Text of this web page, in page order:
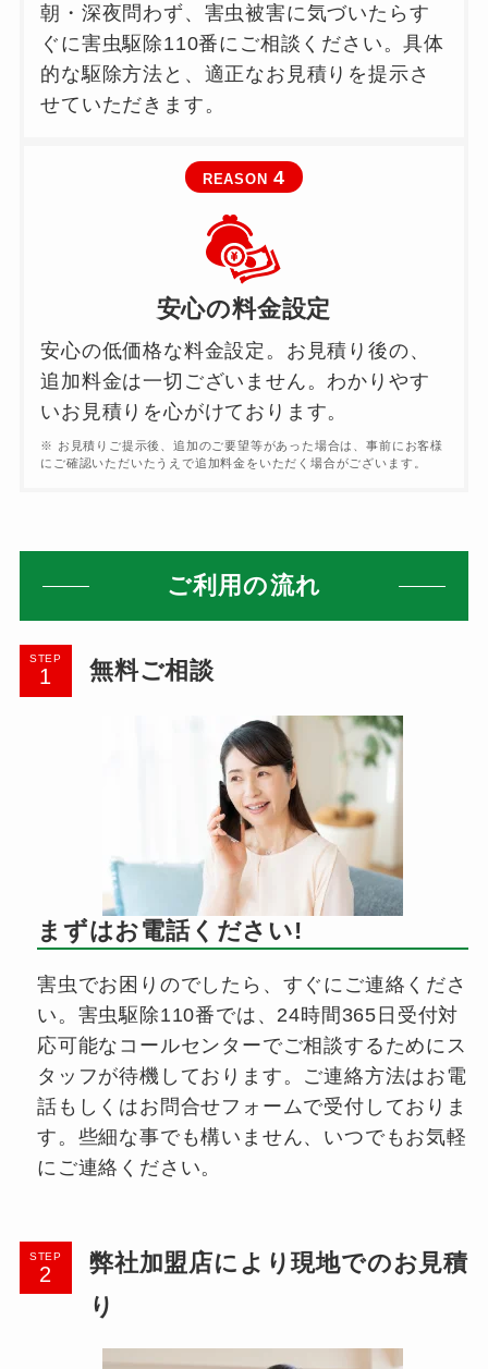
朝・深夜問わず、害虫被害に気づいたらす
ぐに害虫駆除110番にご相談ください。具体
的な駆除方法と、適正なお見積りを提示さ
せていただきます。
REASON 4
安心の料金設定
安心の低価格な料金設定。お見積り後の、
追加料金は一切ございません。わかりやす
いお見積りを心がけております。
※ お見積りご提示後、追加のご要望等があった場合は、事前にお客様
にご確認いただいたうえで追加料金をいただく場合がございます。
ご利用の流れ
STEP 無料ご相談
まずはお電話ください!
害虫でお困りのでしたら、すぐにご連絡くださ
い。害虫駆除110番では、24時間365日受付対
応可能なコールセンターでご相談するためにス
タッフが待機しております。ご連絡方法はお電
話もしくはお問合せフォームで受付しておりま
す。些細な事でも構いません、いつでもお気軽
にご連絡ください。
STEP
弊社加盟店により現地でのお見積
り